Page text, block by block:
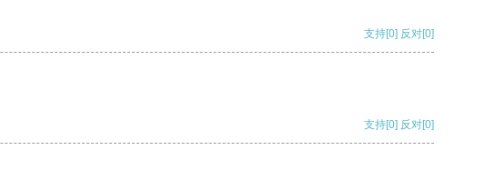
支持[0] 反对[0]
支持[0] 反对[0]